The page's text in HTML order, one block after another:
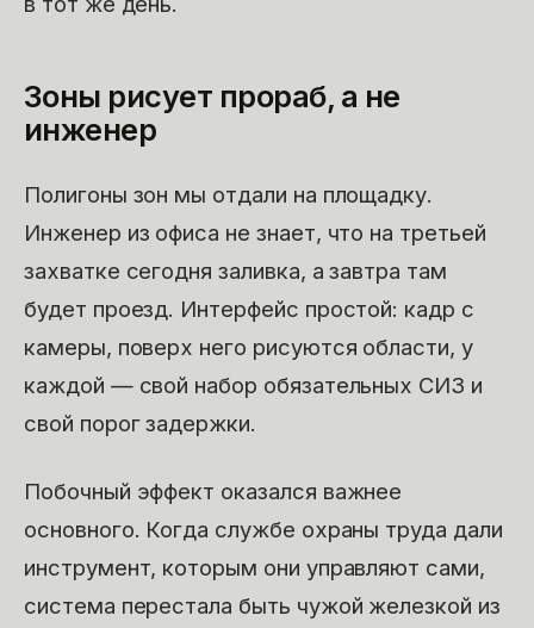
Зоны рисует прораб, а не
инженер
Полигоны зон мы отдали на площадку.
Инженер из офиса не знает, что на третьей
захватке сегодня заливка, а завтра там
будет проезд. Интерфейс простой: кадр с
камеры, поверх него рисуются области, у
каждой — свой набор обязательных СИЗ и
свой порог задержки.
Побочный эффект оказался важнее
основного. Когда службе охраны труда дали
инструмент, которым они управляют сами,
система перестала быть чужой железкой из